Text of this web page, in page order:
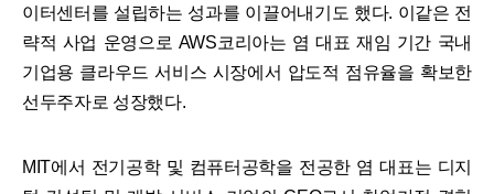
이터센터를 설립하는 성과를 이끌어내기도 했다. 이같은 전
략적 사업 운영으로 AWS코리아는 염 대표 재임 기간 국내
기업용 클라우드 서비스 시장에서 압도적 점유율을 확보한
선두주자로 성장했다.
MIT에서 전기공학 및 컴퓨터공학을 전공한 염 대표는 디지